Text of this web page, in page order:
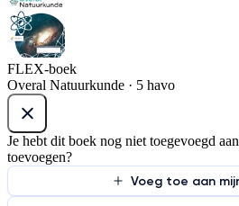
FLEX-boek
Overal Natuurkunde · 5 havo
Je hebt dit boek nog niet toegevoegd
toevoegen?
Voeg toe aan